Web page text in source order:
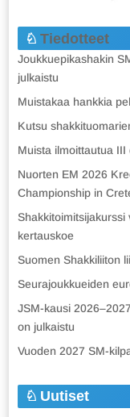
Tiedotteet
Joukkuepikashakin
julkaistu
Muistakaa hankkia
Kutsu
Muista ilmoittautua
Nuorten EM 2026
Championship in
kertauskoe
Suomen Shakkiliiton
Seurajoukkueiden
JSM-kausi
on julkaistu
Vuoden 2027 SM-
Uutiset